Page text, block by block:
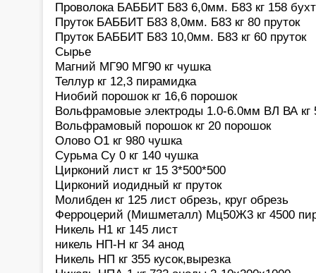
Проволока БАББИТ Б83 6,0мм. Б83 кг 158
Пруток БАББИТ Б83 8,0мм. Б83 кг 80 пруток
Пруток БАББИТ Б83 10,0мм. Б83 кг 60 пруток
Сырье
Магний МГ90 МГ90 кг чушка
Теллур кг 12,3 пирамидка
Ниобий порошок кг 16,6 порошок
Вольфрамовые электроды 1.0-6.0мм ВЛ ВА кг
Вольфрамовый порошок кг 20 порошок
Олово О1 кг 980 чушка
Сурьма Су 0 кг 140 чушка
Цирконий лист кг 15 3*500*500
Цирконий иодидный кг пруток
Молибден кг 125 лист обрезь, круг обрезь
Ферроцерий (Мишметалл) Мц50Ж3 кг 4500
Никель Н1 кг 145 лист
никель НП-Н кг 34 анод
Никель НП кг 355 кусок,вырезка